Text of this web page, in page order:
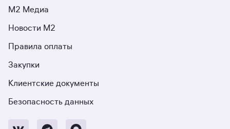
М2 Медиа
Новости М2
Правила оплаты
Закупки
Клиентские документы
Безопасность данных